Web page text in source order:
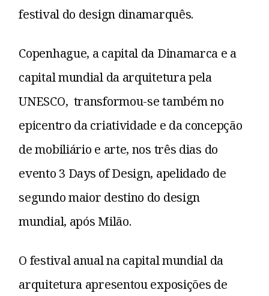
festival do design dinamarquês.
Copenhague, a capital da Dinamarca e a
capital mundial da arquitetura pela
UNESCO, transformou-se também no
epicentro da criatividade e da concepção
de mobiliário e arte, nos três dias do
evento 3 Days of Design, apelidado de
segundo maior destino do design
mundial, após Milão.
O festival anual na capital mundial da
arquitetura apresentou exposições de